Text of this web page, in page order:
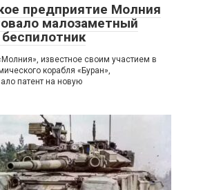
предприятие Молния
малозаметный
известное своим участием в
корабля «Буран»,
патент на новую